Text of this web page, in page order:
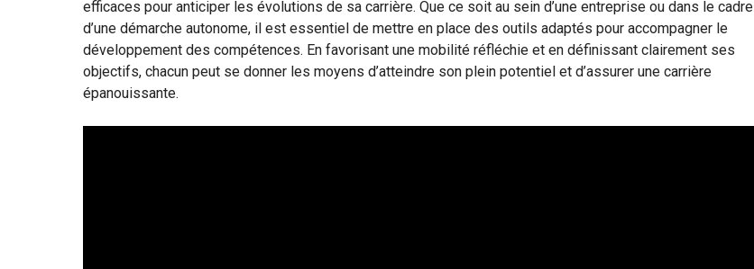
efficaces pour anticiper les évolutions de sa carrière. Que ce soit au sein d’une entreprise ou dans le cadre
d’une démarche autonome, il est essentiel de mettre en place des outils adaptés pour accompagner le
développement des compétences. En favorisant une mobilité réfléchie et en définissant clairement ses
objectifs, chacun peut se donner les moyens d’atteindre son plein potentiel et d’assurer une carrière
épanouissante.